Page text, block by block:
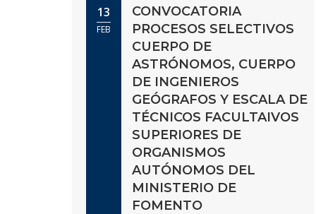
13
FEB
CONVOCATORIA
PROCESOS SELECTIVOS
CUERPO DE
ASTRÓNOMOS, CUERPO
DE INGENIEROS
GEÓGRAFOS Y ESCALA DE
TÉCNICOS FACULTAIVOS
SUPERIORES DE
ORGANISMOS
AUTÓNOMOS DEL
MINISTERIO DE
FOMENTO